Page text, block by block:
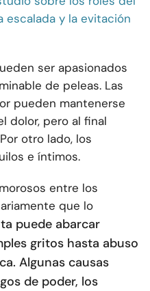
escalada y la evitación
ser apasionados
de peleas. Las
pueden mantenerse
dolor, pero al final
otro lado, los
e íntimos.
entre los
que lo
puede abarcar
gritos hasta abuso
Algunas causas
de poder, los